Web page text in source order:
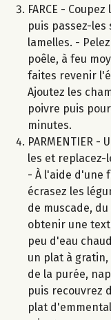
FARCE -
puis passez-les
lamelles. -
poêle, à feu
faites revenir
Ajoutez les
poivre puis
minutes.
PARMENTIER -
les et replacez-
- À l'aide d'une
écrasez les
de muscade,
obtenir une
peu d'eau
un plat à
de la purée,
puis recouvrez
plat